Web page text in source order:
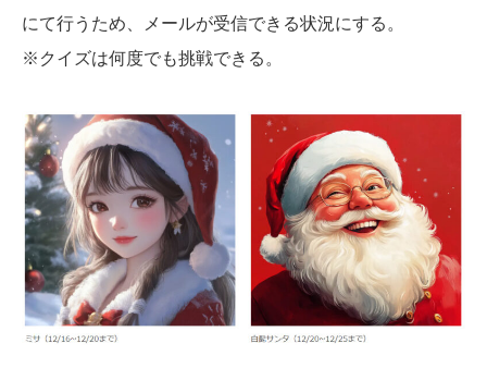
にて行うため、メールが受信できる状況にする。
※クイズは何度でも挑戦できる。